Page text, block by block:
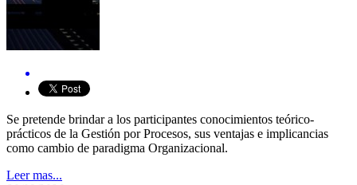
Se pretende brindar a los participantes conocimientos teórico-
prácticos de la Gestión por Procesos, sus ventajas e implicancias
como cambio de paradigma Organizacional.
Leer mas...